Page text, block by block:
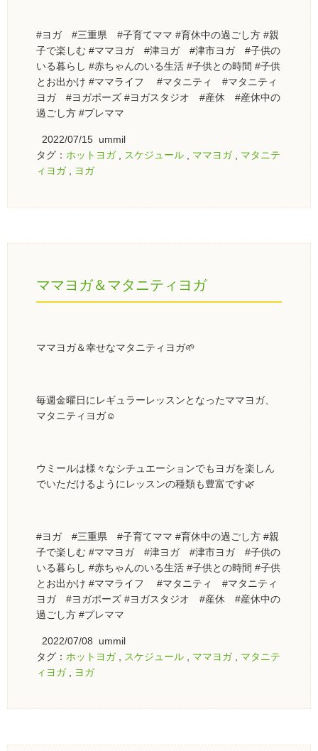
#ヨガ #三重県 #子育てママ #育休中の過ごし方 #親
子で楽しむ #ママヨガ #津ヨガ #津市ヨガ #子供の
いる暮らし #赤ちゃんのいる生活 #子供との時間 #子供
とお出かけ #ママライフ #マタニティ #マタニティ
ヨガ #ヨガポーズ #ヨガスタジオ #産休 #産休中の
過ごし方 #プレママ
2022/07/15 ummil
タグ： ホットヨガ, スケジュール ママヨガ, マタニテ
ィヨガ, ヨガ
ママヨガ＆マタニティヨガ
ママヨガ＆幸せなマタニティヨガ🌱
毎週金曜日にレギュラーレッスンとなったママヨガ、
マタニティヨガ☺️
ウミールは様々なシチュエーションでもヨガを楽しん
でいただけるようにレッスンの種類も豊富です🌿
#ヨガ #三重県 #子育てママ #育休中の過ごし方 #親
子で楽しむ #ママヨガ #津ヨガ #津市ヨガ #子供の
いる暮らし #赤ちゃんのいる生活 #子供との時間 #子供
とお出かけ #ママライフ #マタニティ #マタニティ
ヨガ #ヨガポーズ #ヨガスタジオ #産休 #産休中の
過ごし方 #プレママ
2022/07/08 ummil
タグ： ホットヨガ, スケジュール ママヨガ, マタニテ
ィヨガ, ヨガ